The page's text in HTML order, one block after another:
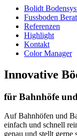
Bolidt
Fussboden
Referenzen
Highlight
Kontakt
Color Manager
Innovative
für Bahnhöfe
Auf Bahnhöfen und
einfach und schnell
genau und stellt